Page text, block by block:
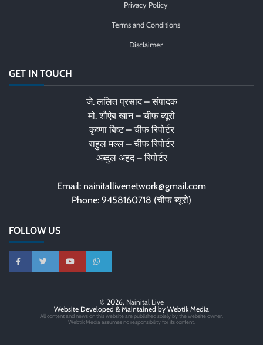
Privacy Policy
Terms and Conditions
Disclaimer
GET IN TOUCH
जे. ललित प्रसाद – संपादक
मो. शौऐब खान – चीफ ब्यूरो
कृष्णा बिष्ट – चीफ रिपोर्टर
राहुल मल्ल – चीफ रिपोर्टर
अब्दुल अहद – रिपोर्टर
Email: nainitallivenetwork@gmail.com
Phone: 9458160718 (चीफ ब्यूरो)
FOLLOW US
© 2026, Nainital Live
Website Developed & Maintained by Webtik Media
All content and news on this website are published solely by the website owner.
Webtik Media assumes no responsibility for its content.